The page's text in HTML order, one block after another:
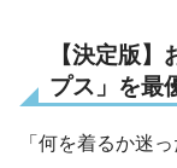
【決定版
プス」を最
「何を着るか迷